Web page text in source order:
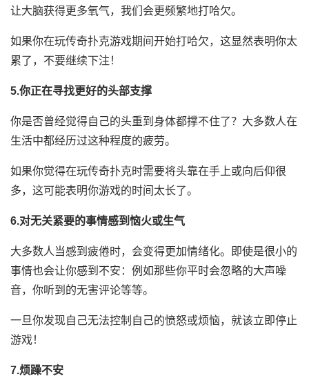
让大脑获得更多氧气，我们会更频繁地打哈欠。
如果你在玩传奇扑克游戏期间开始打哈欠，这显然表明你太
累了，不要继续下注！
5.你正在寻找更好的头部支撑
你是否曾经觉得自己的头重到身体都撑不住了？大多数人在
生活中都经历过这种程度的疲劳。
如果你觉得在玩传奇扑克时需要将头靠在手上或向后仰很
多，这可能表明你游戏的时间太长了。
6.对无关紧要的事情感到恼火或生气
大多数人当感到疲倦时，会变得更加情绪化。即使是很小的
事情也会让你感到不安：例如那些你平时会忽略的大声噪
音，你听到的无害评论等等。
一旦你发现自己无法控制自己的愤怒或烦恼，就该立即停止
游戏！
7.烦躁不安